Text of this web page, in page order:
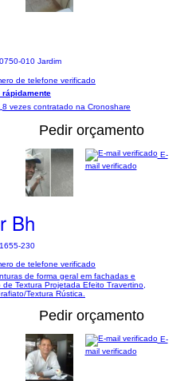
010 Jardim
de telefone verificado
rápidamente
8 vezes contratado na Cronoshare
Pedir orçamento
Bh
230
E-
mail verificado
de telefone verificado
de forma geral em fachadas e
Textura Projetada Efeito Travertino,
Textura Rústica.
Pedir orçamento
E-
mail verificado